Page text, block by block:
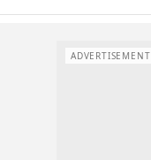
ADVERTISEMENT